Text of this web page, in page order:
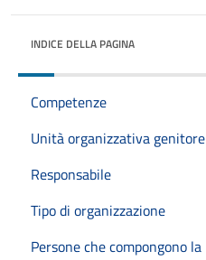
INDICE DELLA PAGINA
Competenze
Unità organizzativa genitore
Responsabile
Tipo di organizzazione
Persone che compongono la